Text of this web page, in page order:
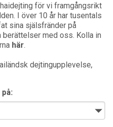
för vi framgångsrikt
I över 10 år har tusentals
sina själsfränder på
berättelser med oss. Kolla in
här.
dejtingupplevelse,